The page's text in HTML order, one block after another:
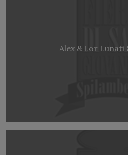
Alex & Lor Lunati